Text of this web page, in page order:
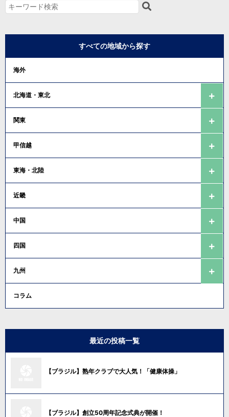
すべての地域から探す
海外
北海道・東北
関東
甲信越
東海・北陸
近畿
中国
四国
九州
コラム
最近の投稿一覧
【ブラジル】熟年クラブで大人気！「健康体操」
【ブラジル】創立50周年記念式典が開催！